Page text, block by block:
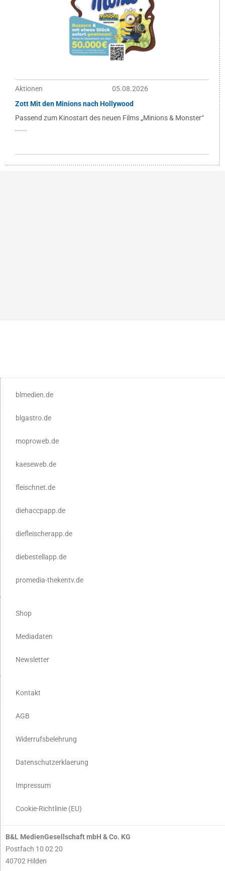
Aktionen
05.08.2026
Zott Mit den Minions nach Hollywood
Passend zum Kinostart des neuen Films „Minions & Monster“
......
blmedien.de
blgastro.de
moproweb.de
kaeseweb.de
fleischnet.de
diehaccpapp.de
diefleischerapp.de
diebestellapp.de
promedia-thekentv.de
Shop
Mediadaten
Newsletter
Kontakt
AGB
Widerrufsbelehrung
Datenschutzerklaerung
Impressum
Cookie-Richtlinie (EU)
B&L MedienGesellschaft mbH & Co. KG
Postfach 10 02 20
40702 Hilden